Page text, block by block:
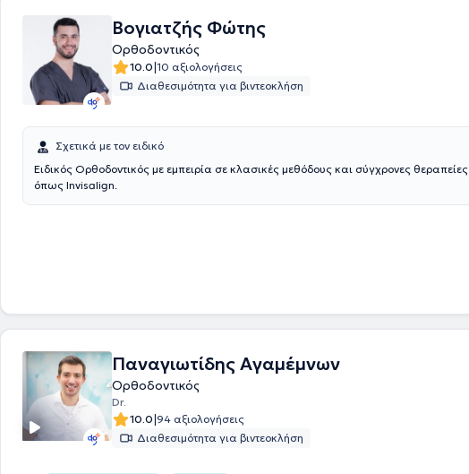
Βογιατζής Φώτης
Ορθοδοντικός
10.0|10 αξιολογήσεις
Διαθεσιμότητα για βιντεοκλήση
Σχετικά με τον ειδικό
Ειδικός Ορθοδοντικός με εμπειρία σε κλασικές μεθόδους και σύγχρονες θεραπείες
όπως Invisalign.
Παναγιωτίδης Αγαμέμνων
Ορθοδοντικός
Dr.
10.0|94 αξιολογήσεις
Διαθεσιμότητα για βιντεοκλήση